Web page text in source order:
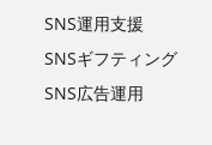
SNS運用支援
SNSギフティング
SNS広告運用